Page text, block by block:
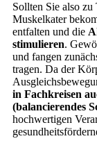
Sollten Sie also
Muskelkater
entfalten und die
stimulieren.
und fangen
tragen. Da der
in Fachkreisen
(balancierendes
hochwertigen